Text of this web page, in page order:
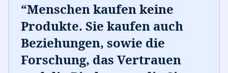
“Menschen kaufen keine
Produkte. Sie kaufen auch
Beziehungen, sowie die
Forschung, das Vertrauen